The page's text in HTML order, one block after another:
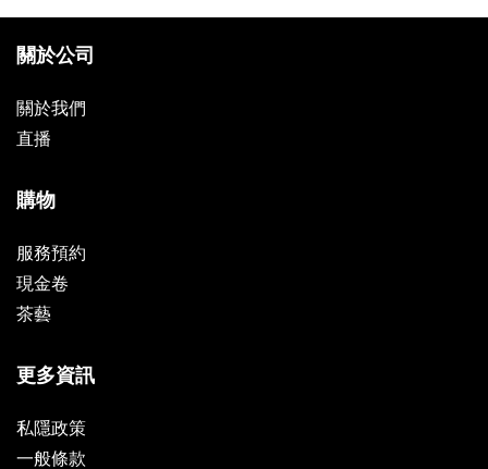
關於公司
關於我們
直播
購物
服務預約
現金卷
茶藝
更多資訊
私隱政策
一般條款